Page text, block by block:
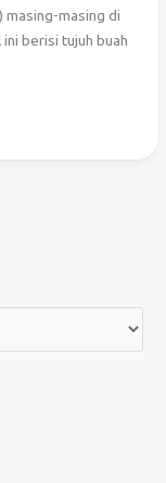
masing-masing di
berisi tujuh buah